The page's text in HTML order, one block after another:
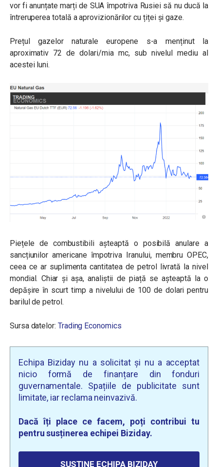
vor fi anunțate marți de SUA împotriva Rusiei să nu ducă la
întreruperea totală a aprovizionărilor cu țiței și gaze.
Prețul gazelor naturale europene s-a menținut la
aproximativ 72 de dolari/mia mc, sub nivelul mediu al
acestei luni.
Piețele de combustibili așteaptă o posibilă anulare a
sancțiunilor americane împotriva Iranului, membru OPEC,
ceea ce ar suplimenta cantitatea de petrol livrată la nivel
mondial. Chiar și așa, analiștii de piață se așteaptă la o
depășire în scurt timp a nivelului de 100 de dolari pentru
barilul de petrol.
Sursa datelor: Trading Economics
Echipa Biziday nu a solicitat și nu a acceptat
nicio formă de finanțare din fonduri
guvernamentale. Spațiile de publicitate sunt
limitate, iar reclama neinvazivă.
Dacă îți place ce facem, poți contribui tu
pentru susținerea echipei Biziday.
SUSȚINE ECHIPA BIZIDAY